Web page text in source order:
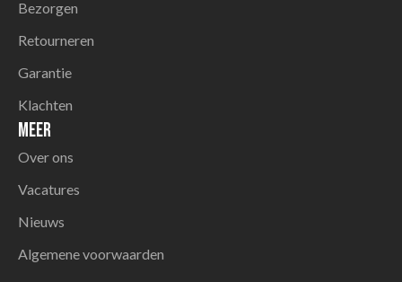
Bezorgen
Retourneren
Garantie
Klachten
Meer
Over ons
Vacatures
Nieuws
Algemene voorwaarden